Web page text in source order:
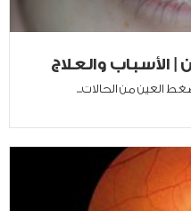
الأسباب والعلاج
العين من الحالات...